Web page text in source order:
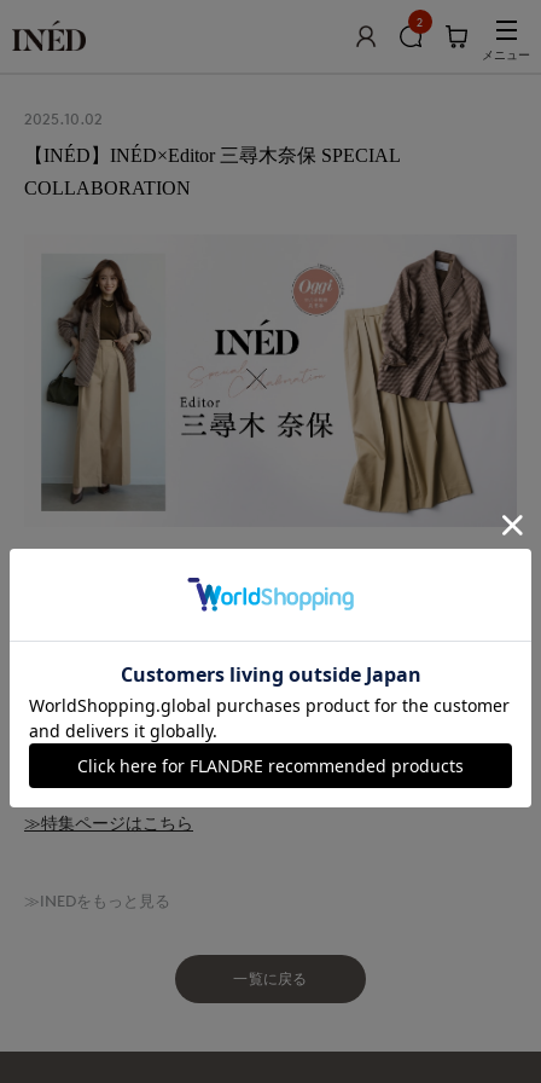
2
メニュー
2025.10.02
【INÉD】INÉD×Editor 三尋木奈保 SPECIAL
COLLABORATION
毎回大好評のエディター/三尋木奈保さんとのコラボレーション
11回目となる今シーズンは、「秋の初めに着たくなるトラッド
服」をテーマに
アウター感覚でさっと羽織れるテーラードジャケットと迫力のワ
イドレックパンツをつくりました。
是非チェックしてみてください！
≫特集ページはこちら
≫INEDをもっと見る
一覧に戻る